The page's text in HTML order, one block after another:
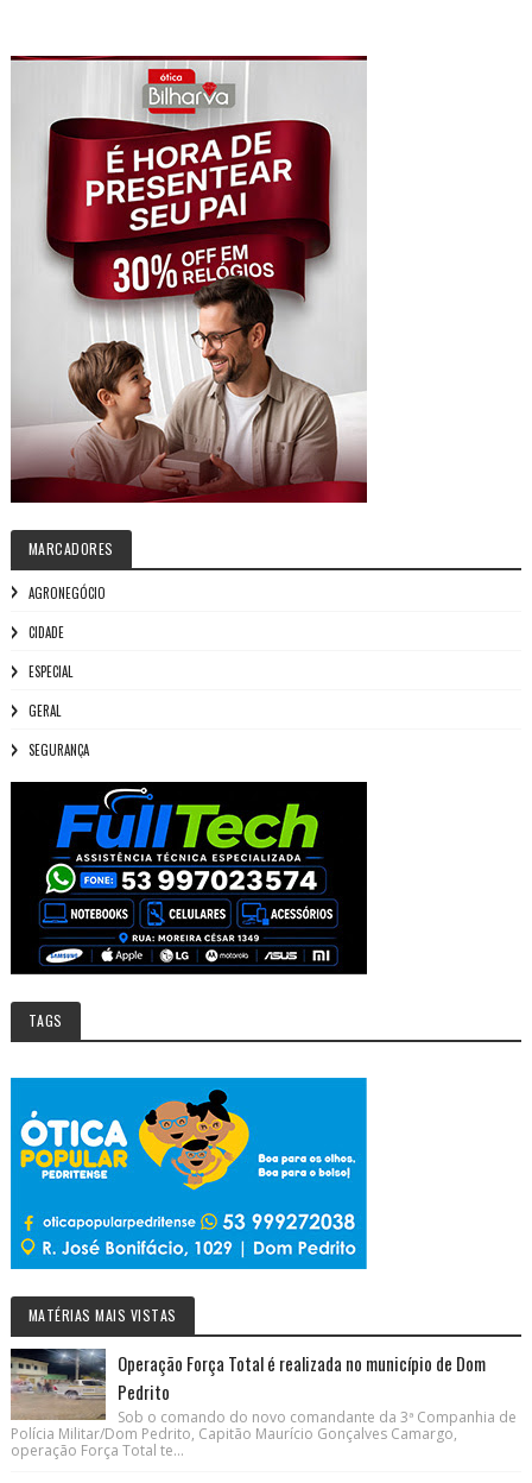
MARCADORES
AGRONEGÓCIO
CIDADE
ESPECIAL
GERAL
SEGURANÇA
TAGS
MATÉRIAS MAIS VISTAS
Operação Força Total é realizada no município de Dom
Pedrito
Sob o comando do novo comandante da 3ª Companhia de
Polícia Militar/Dom Pedrito, Capitão Maurício Gonçalves Camargo,
operação Força Total te...